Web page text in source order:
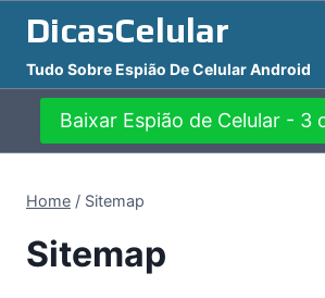
para
Conteúdo
DicasCelular
Tudo Sobre Espião De Celular Android
Baixar Espião de Celular - 3
Home / Sitemap
Sitemap